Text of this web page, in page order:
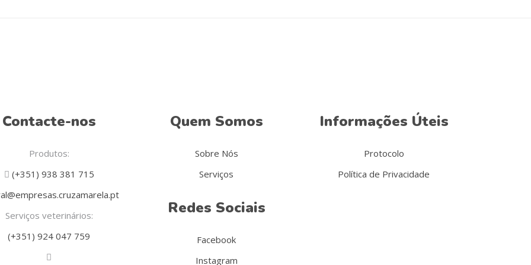
Contacte-nos
Produtos:
(+351) 938 381 715
Serviços veterinários:
(+351) 924 047 759
Quem Somos
Sobre Nós
Serviços
Redes Sociais
Facebook
Instagram
Informações Úteis
Protocolo
Política de Privacidade